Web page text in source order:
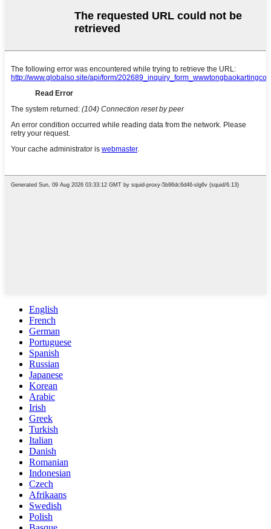
English
French
German
Portuguese
Spanish
Russian
Japanese
Korean
Arabic
Irish
Greek
Turkish
Italian
Danish
Romanian
Indonesian
Czech
Afrikaans
Swedish
Polish